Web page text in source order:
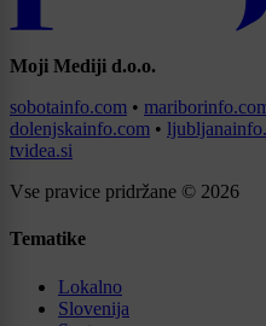
Moji Mediji d.o.o.
sobotainfo.com •
dolenjskainfo.com •
tvidea.si
Vse pravice pridržane © 2026
Tematike
Lokalno
Slovenija